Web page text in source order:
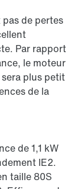
de pertes
Par rapport
le moteur
plus petit
de la
de 1,1 kW
IE2.
taille 80S